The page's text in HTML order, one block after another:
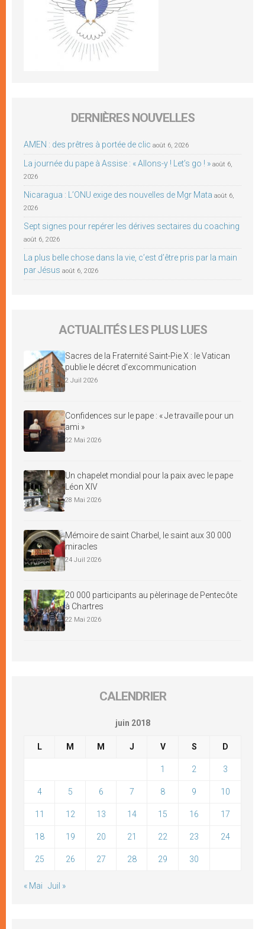
DERNIÈRES NOUVELLES
AMEN : des prêtres à portée de clic août 6, 2026
La journée du pape à Assise : « Allons-y ! Let’s go ! » août 6,
2026
Nicaragua : L’ONU exige des nouvelles de Mgr Mata août 6,
2026
Sept signes pour repérer les dérives sectaires du coaching
août 6, 2026
La plus belle chose dans la vie, c’est d’être pris par la main
par Jésus août 6, 2026
ACTUALITÉS LES PLUS LUES
Sacres de la Fraternité Saint-Pie X : le Vatican
publie le décret d’excommunication
2 Juil 2026
Confidences sur le pape : « Je travaille pour un
ami »
22 Mai 2026
Un chapelet mondial pour la paix avec le pape
Léon XIV
28 Mai 2026
Mémoire de saint Charbel, le saint aux 30 000
miracles
24 Juil 2026
20 000 participants au pèlerinage de Pentecôte
à Chartres
22 Mai 2026
CALENDRIER
juin 2018
L M M J V S D
1 2 3
4 5 6 7 8 9 10
11 12 13 14 15 16 17
18 19 20 21 22 23 24
25 26 27 28 29 30
« Mai Juil »